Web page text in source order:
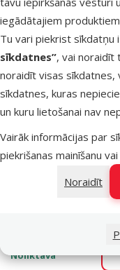
iegādātajiem
Tu vari piekrist sīkdatņu
sīkdatnes”, vai noraidīt
noraidīt visas sīkdatnes,
sīkdatnes, kuras
un kuru lietošanai nav
Vairāk informācijas par
piekrišanas mainīšanu
Noraidīt
Pure
and
ml
Noliktavā